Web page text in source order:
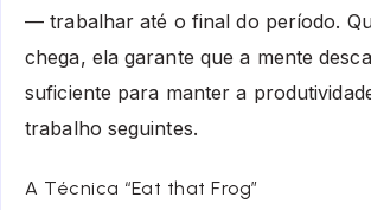
— trabalhar até o final do período.
chega, ela garante que a mente
suficiente para manter a
trabalho seguintes.
A Técnica “Eat that Frog”